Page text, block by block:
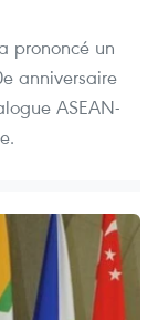
prononcé un
anniversaire
ASEAN-